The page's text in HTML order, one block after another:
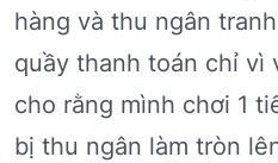
hàng và thu ngân
quầy thanh toán chỉ vì
cho rằng mình chơi 1
bị thu ngân làm tròn